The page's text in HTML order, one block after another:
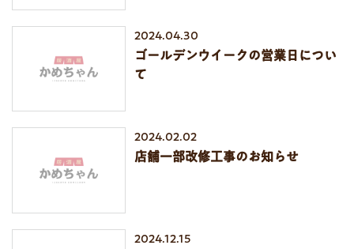
2024.04.30
ゴールデンウイークの営業日につい
て
2024.02.02
店舗一部改修工事のお知らせ
2024.12.15